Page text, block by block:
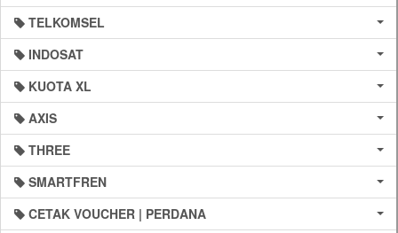
TELKOMSEL
INDOSAT
KUOTA XL
AXIS
THREE
SMARTFREN
CETAK VOUCHER | PERDANA